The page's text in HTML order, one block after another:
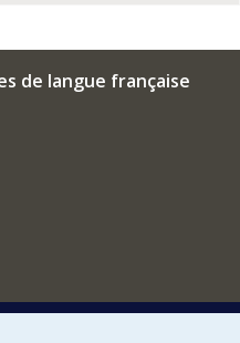
de langue française